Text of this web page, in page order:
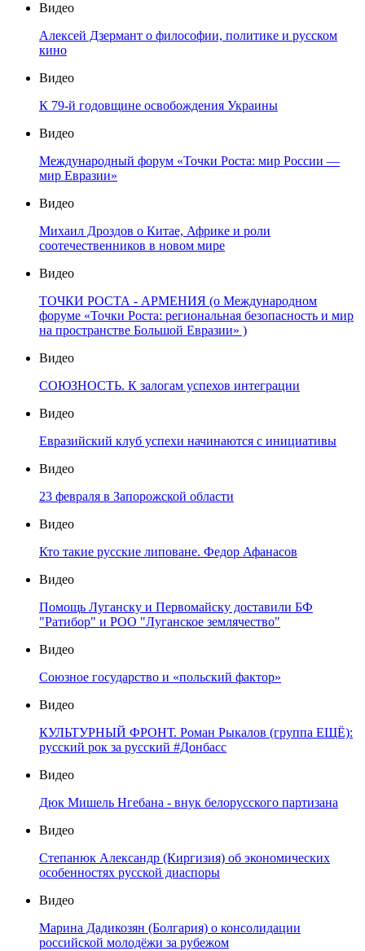
Видео
Алексей Дзермант о философии, политике и русском
кино
Видео
К 79-й годовщине освобождения Украины
Видео
Международный форум «Точки Роста: мир России —
мир Евразии»
Видео
Михаил Дроздов о Китае, Африке и роли
соотечественников в новом мире
Видео
ТОЧКИ РОСТА - АРМЕНИЯ (о Международном
форуме «Точки Роста: региональная безопасность и мир
на пространстве Большой Евразии» )
Видео
СОЮЗНОСТЬ. К залогам успехов интеграции
Видео
Евразийский клуб успехи начинаются с инициативы
Видео
23 февраля в Запорожской области
Видео
Кто такие русские липоване. Федор Афанасов
Видео
Помощь Луганску и Первомайску доставили БФ
"Ратибор" и РОО "Луганское землячество"
Видео
Союзное государство и «польский фактор»
Видео
КУЛЬТУРНЫЙ ФРОНТ. Роман Рыкалов (группа ЕЩЁ):
русский рок за русский #Донбасс
Видео
Дюк Мишель Нгебана - внук белорусского партизана
Видео
Степанюк Александр (Киргизия) об экономических
особенностях русской диаспоры
Видео
Марина Дадикозян (Болгария) о консолидации
российской молодёжи за рубежом